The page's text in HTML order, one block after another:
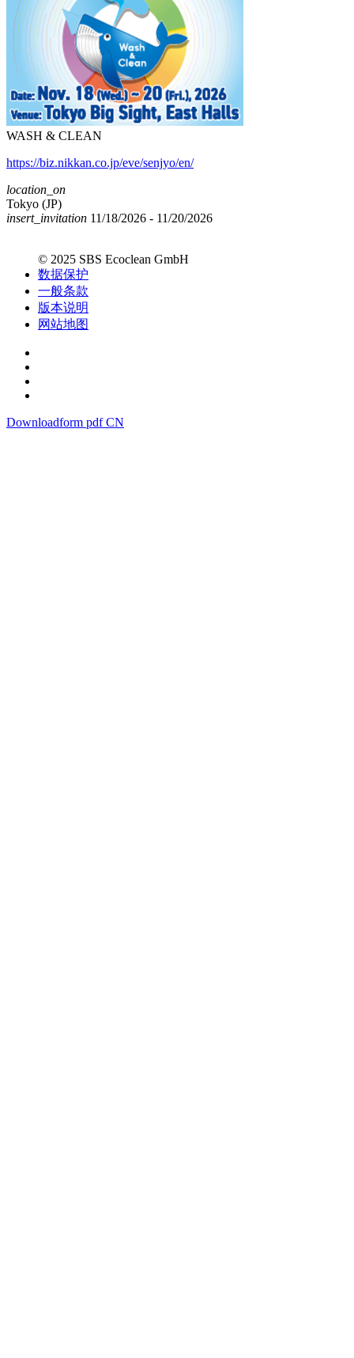
WASH & CLEAN
https://biz.nikkan.co.jp/eve/senjyo/en/
location_on
Tokyo (JP)
insert_invitation 11/18/2026 - 11/20/2026
© 2025 SBS Ecoclean GmbH
数据保护
一般条款
版本说明
网站地图
Downloadform pdf CN